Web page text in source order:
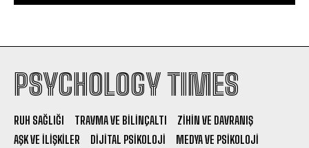
PSYCHOLOGY TIMES
RUH SAĞLIĞI TRAVMA VE BILINÇALTI
ZIHIN VE DAVRANIŞ
AŞK VE İLIŞKILER
DIJITAL PSIKOLOJI
MEDYA VE PSIKOLOJI